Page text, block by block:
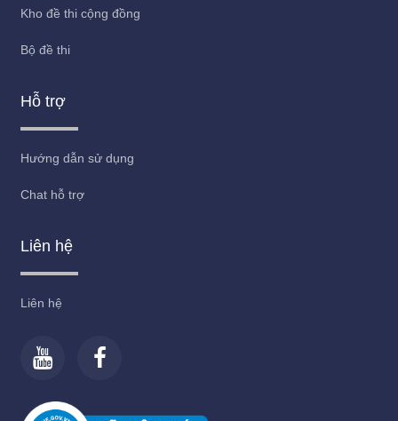
Kho đề thi cộng đồng
Bộ đề thi
Hỗ trợ
Hướng dẫn sử dụng
Chat hỗ trợ
Liên hệ
Liên hệ